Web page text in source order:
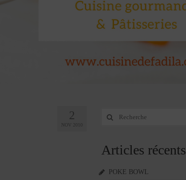
2
NOV 2010
Rechercher
Articles récents
POKE BOWL